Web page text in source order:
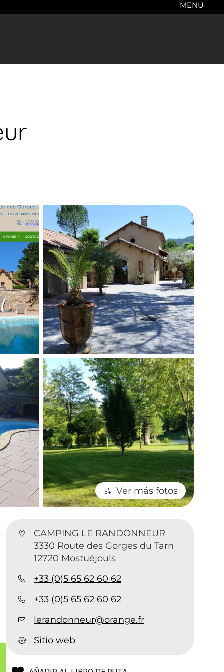
MENU
Ver más fotos
CAMPING LE RANDONNEUR
3330 Route des Gorges du Tarn
12720 Mostuéjouls
+33 (0)5 65 62 60 62
+33 (0)5 65 62 60 62
lerandonneur@orange.fr
Sitio web